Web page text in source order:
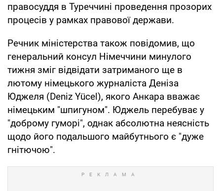
правосуддя в Туреччині проведення прозорих
процесів у рамках правової держави.
Речник міністерства також повідомив, що
генеральний консул Німеччини минулого
тижня зміг відвідати затриманого ще в
лютому німецького журналіста Деніза
Юджеля (Deniz Yücel), якого Анкара вважає
німецьким "шпигуном". Юджель перебуває у
"доброму гуморі", однак абсолютна неясність
щодо його подальшого майбутнього є "дуже
гнітючою".